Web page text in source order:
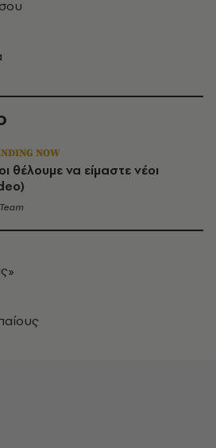
NOW
θέλουμε να είμαστε νέοι